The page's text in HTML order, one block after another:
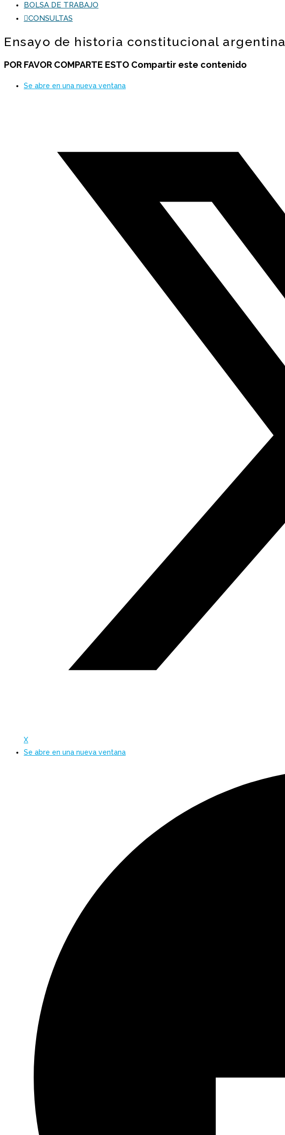
BOLSA DE TRABAJO
CONSULTAS
Ensayo de historia constitucional argentina
POR FAVOR COMPARTE ESTO Compartir este contenido
Se abre en una nueva ventana
X
Se abre en una nueva ventana